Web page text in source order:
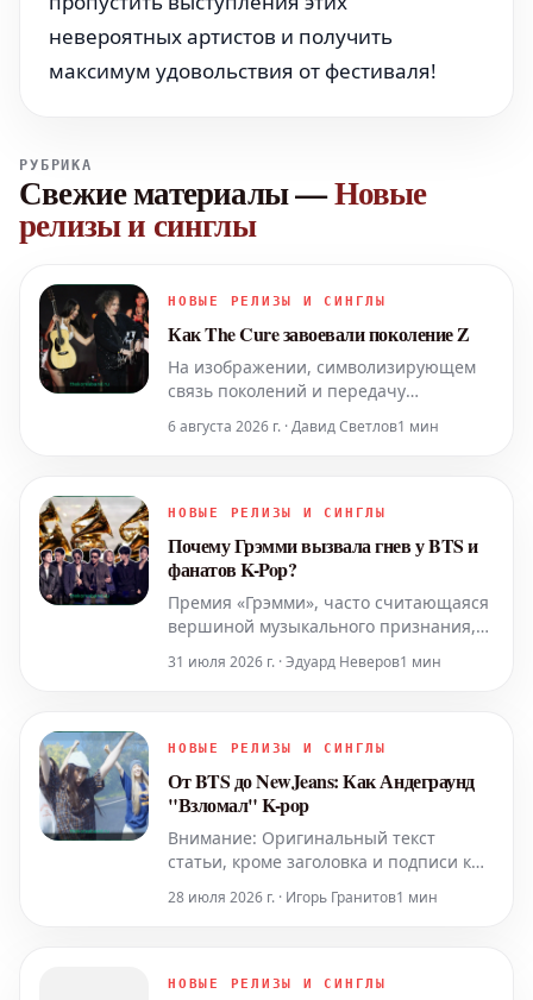
невероятных артистов и получить
максимум удовольствия от фестиваля!
РУБРИКА
Свежие материалы—Новые
релизы и синглы
НОВЫЕ РЕЛИЗЫ И СИНГЛЫ
Как The Cure завоевали поколение Z
На изображении, символизирующем
связь поколений и передачу
Родриго, одна из самых ярких икон
Робертом Смитом из The Cure на
гипотетическая, но весьма показат
6 августа 2026 г. · Давид Светлов1 мин
НОВЫЕ РЕЛИЗЫ И СИНГЛЫ
Почему Грэмми вызвала гнев у BTS и
фанатов K-Pop?
Премия «Грэмми», часто считающаяся
вершиной музыкального признания,
критики со стороны супергруппы K-
гнев у BTS и фанатов K-Pop?» стал
сетях после каждой церемонии,
31 июля 2026 г. · Эдуард Неверов1 мин
НОВЫЕ РЕЛИЗЫ И СИНГЛЫ
От BTS до NewJeans: Как Андеграунд
"Взломал" K-pop
Внимание: Оригинальный текст
статьи, кроме заголовка и подписи к
Ниже представлен
основанный на заданной теме, с
28 июля 2026 г. · Игорь Гранитов1 мин
НОВЫЕ РЕЛИЗЫ И СИНГЛЫ